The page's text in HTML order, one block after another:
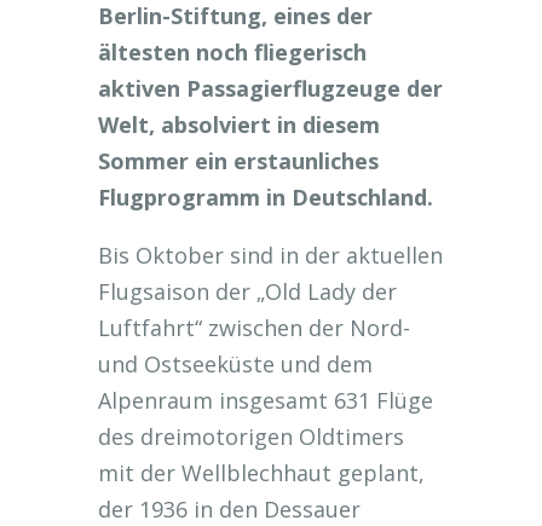
Berlin-Stiftung, eines der
ältesten noch fliegerisch
aktiven Passagierflugzeuge der
Welt, absolviert in diesem
Sommer ein erstaunliches
Flugprogramm in Deutschland.
Bis Oktober sind in der aktuellen
Flugsaison der „Old Lady der
Luftfahrt“ zwischen der Nord-
und Ostseeküste und dem
Alpenraum insgesamt 631 Flüge
des dreimotorigen Oldtimers
mit der Wellblechhaut geplant,
der 1936 in den Dessauer